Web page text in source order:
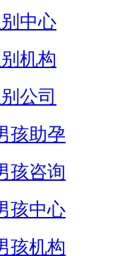
中心
机构
公司
孩助孕
孩咨询
孩中心
孩机构